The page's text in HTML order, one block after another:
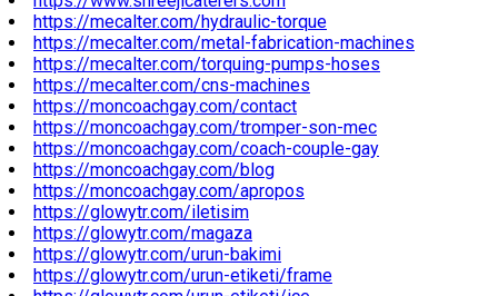
https://mecalter.com/hydraulic-torque
https://mecalter.com/metal-fabrication-machines
https://mecalter.com/torquing-pumps-hoses
https://mecalter.com/cns-machines
https://moncoachgay.com/contact
https://moncoachgay.com/tromper-son-mec
https://moncoachgay.com/coach-couple-gay
https://moncoachgay.com/blog
https://moncoachgay.com/apropos
https://glowytr.com/iletisim
https://glowytr.com/magaza
https://glowytr.com/urun-bakimi
https://glowytr.com/urun-etiketi/frame